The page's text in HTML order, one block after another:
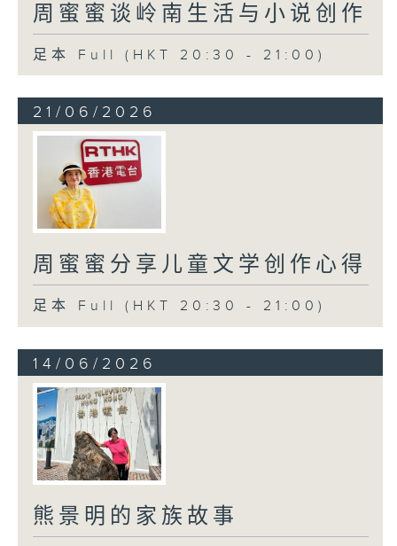
周蜜蜜谈岭南生活与小说创作
足本 Full (HKT 20:30 - 21:00)
21/06/2026
周蜜蜜分享儿童文学创作心得
足本 Full (HKT 20:30 - 21:00)
14/06/2026
熊景明的家族故事